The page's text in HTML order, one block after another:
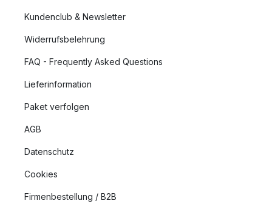
Kundenclub & Newsletter
Widerrufsbelehrung
FAQ - Frequently Asked Questions
Lieferinformation
Paket verfolgen
AGB
Datenschutz
Cookies
Firmenbestellung / B2B